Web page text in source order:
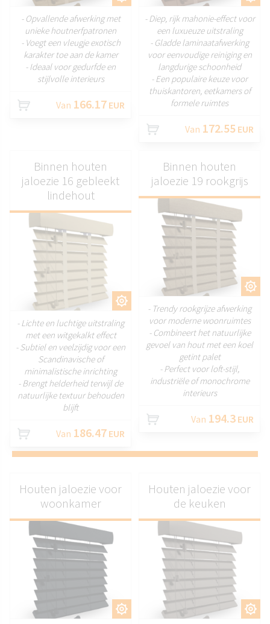
- Opvallende afwerking met
unieke houtnerfpatronen
- Voegt een vleugje exotisch
karakter toe aan de kamer
- Ideaal voor gedurfde en
stijlvolle interieurs
Van 166.17 EUR
- Diep, rijk mahonie-effect voor
een luxueuze uitstraling
- Gladde laminaatafwerking
voor eenvoudige reiniging en
langdurige schoonheid
- Een populaire keuze voor
thuiskantoren, eetkamers of
formele ruimtes
Van 172.55 EUR
AANPASSEN
Binnen houten
jaloezie 16 gebleekt
lindehout
- Lichte en luchtige uitstraling
met een witgekalkt effect
- Subtiel en veelzijdig voor een
Scandinavische of
minimalistische inrichting
- Brengt helderheid terwijl de
natuurlijke textuur behouden
blijft
Van 186.47 EUR
AANPASSEN
Binnen houten
jaloezie 19 rookgrijs
- Trendy rookgrijze afwerking
voor moderne woonruimtes
- Combineert het natuurlijke
gevoel van hout met een koel
getint palet
- Perfect voor loft-stijl,
industriële of monochrome
interieurs
Van 194.3 EUR
AANPASSEN
Houten jaloezie voor
woonkamer
AANPASSEN
Houten jaloezie voor
de keuken